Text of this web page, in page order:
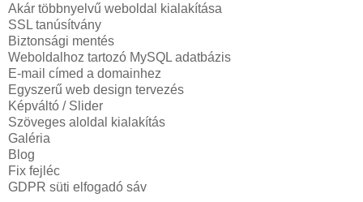
Akár többnyelvű weboldal kialakítása
SSL tanúsítvány
Biztonsági mentés
Weboldalhoz tartozó MySQL adatbázis
E-mail címed a domainhez
Egyszerű web design tervezés
Képváltó / Slider
Szöveges aloldal kialakítás
Galéria
Blog
Fix fejléc
GDPR süti elfogadó sáv